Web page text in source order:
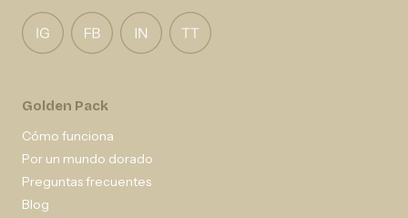
Golden Pack
Cómo funciona
Por un mundo dorado
Preguntas frecuentes
Blog